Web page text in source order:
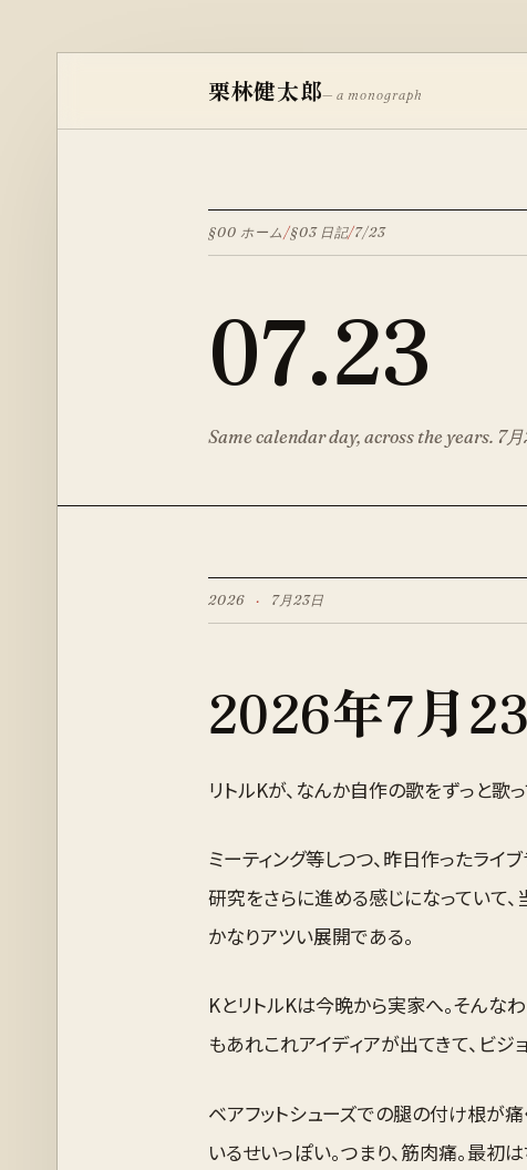
栗林健太郎— a monograph
§00 ホーム/§03 日記/7/23
07.23
Same calendar day, across the years. 7月
2026 · 7月23日
2026年7月23
リトルKが、なんか自作の歌をずっと歌
ミーティング等しつつ、昨日作ったライ
研究をさらに進める感じになっていて
かなりアツい展開である。
KとリトルKは今晩から実家へ。そんな
もあれこれアイディアが出てきて、ビジ
ベアフットシューズでの腿の付け根が
いるせいっぽい。つまり、筋肉痛。最初